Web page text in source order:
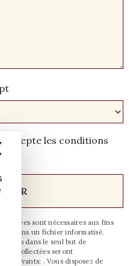
Masquer le
les conditions
sont nécessaires aux fins
dans un fichier informatisé.
dans le seul but de
collectées seront
suivants: . Vous disposez de